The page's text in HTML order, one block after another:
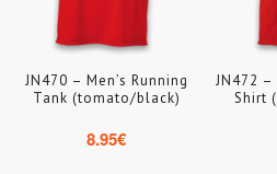
JN470 – Men’s Running
Tank (tomato/black)
8.95€
JN472 –
Shirt